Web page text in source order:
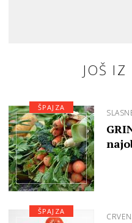
JOŠ IZ
ŠPAJZA
ŠPAJZA